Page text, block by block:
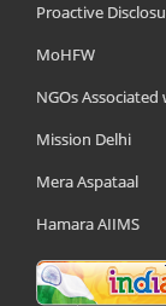
Proactive
MoHFW
NGOs Associated
Mission Delhi
Mera Aspataal
Hamara AIIMS